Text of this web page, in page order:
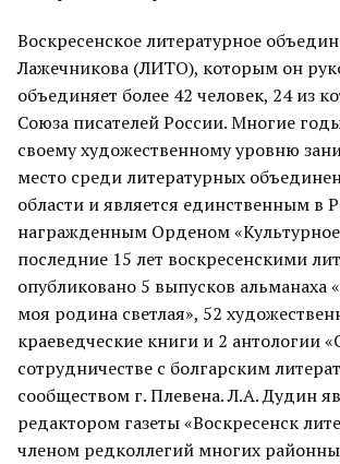
Воскресенское литературное
Лажечникова (ЛИТО), которым он
объединяет более 42 человек, 24 из
Союза писателей России. Многие
своему художественному уровню
место среди литературных
области и является единственным в
награжденным Орденом «Культурное
последние 15 лет воскресенскими
опубликовано 5 выпусков альманаха
моя родина светлая», 52
краеведческие книги и 2 антологии
сотрудничестве с болгарским
сообществом г. Плевена. Л.А. Дудин
редактором газеты «Воскресенск
членом редколлегий многих